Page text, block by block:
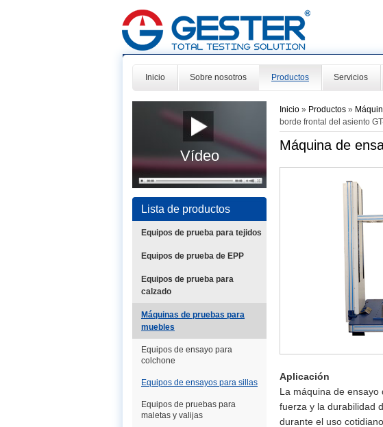
Inicio Sobre nosotros Productos Servicios
Vídeo
Lista de productos
Equipos de prueba para tejidos
Equipos de prueba de EPP
Equipos de prueba para
calzado
Máquinas de pruebas para
muebles
Equipos de ensayo para
colchone
Equipos de ensayos para sillas
Equipos de pruebas para
maletas y valijas
Inicio » Productos »
borde frontal del asiento
Máquina de
Aplicación
La máquina de
fuerza y la durabilidad
durante el uso